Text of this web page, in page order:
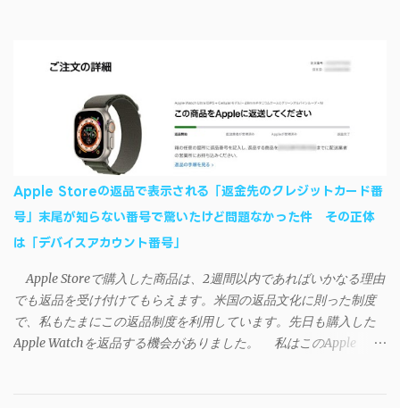
iSyncrを活用することで、Androidデバイスでもレート機能や再生
ートフォンに移行したい場合に役立つはずだ。
す・・・。カッコイイ！！ 開発ページ（英語） gpbeta.com - The
SAO Utilities Project – development log インストール（導入）手順
1. 開発ページ のDownloadsの項目から自分のOSにあったファイル
をダウンロードする。 Windows（Windows2000, XP, Vista, Win7,
Win8）に対応です。 （ ◆自分のパソコンが 32 ビット版か 64 ビッ
ト版かを確認したい ） 2.ダウンロードしたファイルを解凍後、
（自分はProgram Filesの中に移動させちゃいました）フォルダの
中にある SAO Utils.exe を実行。 3.アップデートがある場合は起動
時に知らせてくれるので、パッチをダウンロードしましょう。 ダ
て切り取り、先ほどダウンロードした SAO Utilsフォルダ へ貼り付
け、新しいファイルへ置き換えることで適用できます。 起動方法
と各種設定 アップデートが完了したら改めて SAO Utils.exe を起動
すると、アニメで見覚えのあるスプラッシュウィンドウがSEとと
Apple Storeの返品で表示される「返金先のクレジットカード番
号」末尾が知らない番号で驚いたけど問題なかった件 その正体
は「デバイスアカウント番号」
Apple Storeで購入した商品は、2週間以内であればいかなる理由
でも返品を受け付けてもらえます。米国の返品文化に則った制度
で、私もたまにこの返品制度を利用しています。先日も購入した
Apple Watchを返品する機会がありました。 私はこのApple